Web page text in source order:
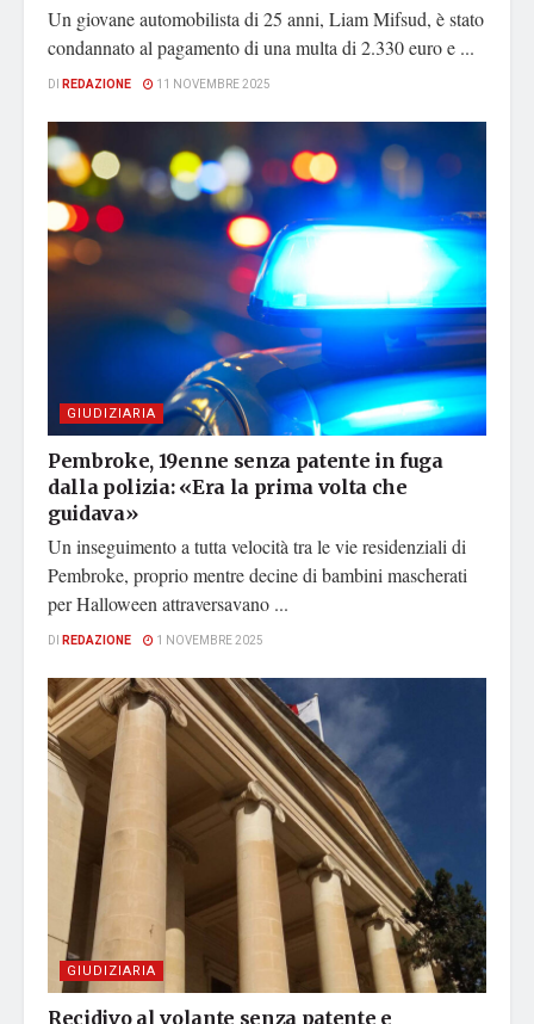
Un giovane automobilista di 25 anni, Liam Mifsud, è stato
condannato al pagamento di una multa di 2.330 euro e ...
DI REDAZIONE 11 NOVEMBRE 2025
GIUDIZIARIA
Pembroke, 19enne senza patente in fuga
dalla polizia: «Era la prima volta che
guidava»
Un inseguimento a tutta velocità tra le vie residenziali di
Pembroke, proprio mentre decine di bambini mascherati
per Halloween attraversavano ...
DI REDAZIONE 1 NOVEMBRE 2025
GIUDIZIARIA
Recidivo al volante senza patente e